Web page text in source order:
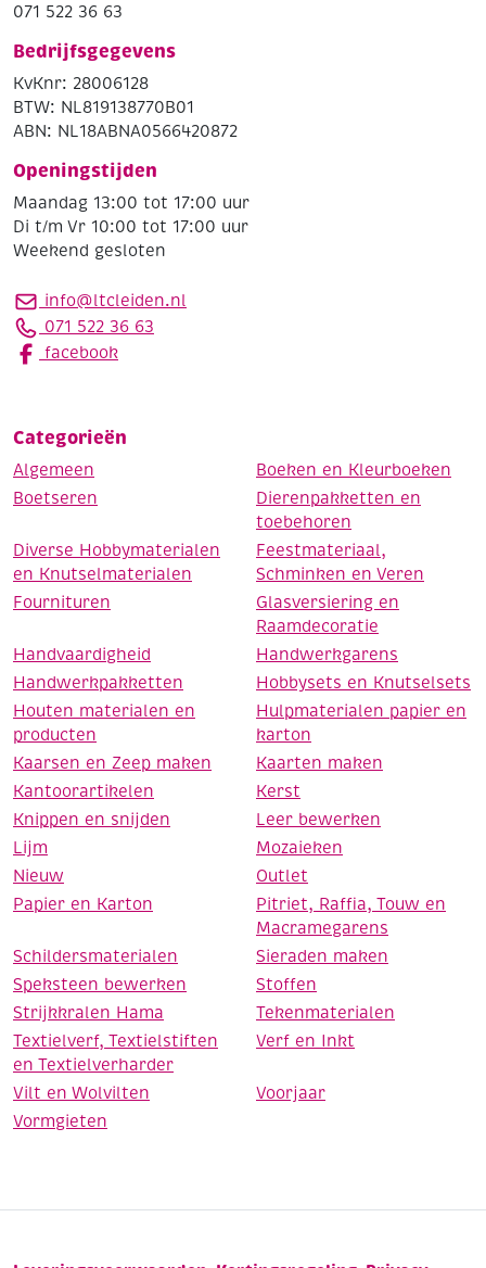
071 522 36 63
Bedrijfsgegevens
KvKnr: 28006128
BTW: NL819138770B01
ABN: NL18ABNA0566420872
Openingstijden
Maandag 13:00 tot 17:00 uur
Di t/m Vr 10:00 tot 17:00 uur
Weekend gesloten
info@ltcleiden.nl
071 522 36 63
facebook
Categorieën
Algemeen
Boeken en Kleurboeken
Boetseren
Dierenpakketten en
toebehoren
Diverse Hobbymaterialen
en Knutselmaterialen
Feestmateriaal,
Schminken en Veren
Fournituren
Glasversiering en
Raamdecoratie
Handvaardigheid
Handwerkgarens
Handwerkpakketten
Hobbysets en Knutselsets
Houten materialen en
producten
Hulpmaterialen papier en
karton
Kaarsen en Zeep maken
Kaarten maken
Kantoorartikelen
Kerst
Knippen en snijden
Leer bewerken
Lijm
Mozaieken
Nieuw
Outlet
Papier en Karton
Pitriet, Raffia, Touw en
Macramegarens
Schildersmaterialen
Sieraden maken
Speksteen bewerken
Stoffen
Strijkkralen Hama
Tekenmaterialen
Textielverf, Textielstiften
en Textielverharder
Verf en Inkt
Vilt en Wolvilten
Voorjaar
Vormgieten